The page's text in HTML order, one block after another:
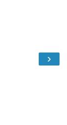
›